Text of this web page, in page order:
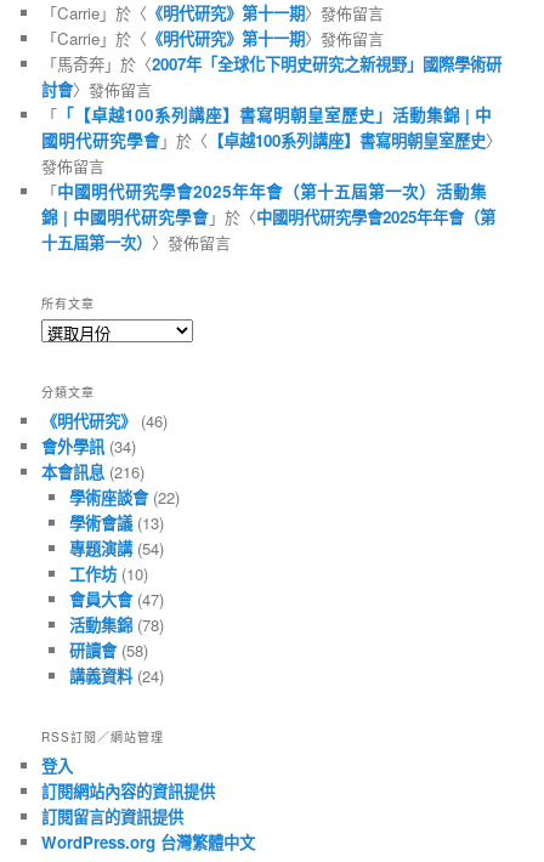
「Carrie」於〈 《明代研究》第十一期〉發佈留言
「Carrie」於〈 《明代研究》第十一期〉發佈留言
「馬奇奔」於〈2007年「全球化下明史研究之新視野」國際學術研
討會〉發佈留言
「 「【卓越100系列講座】書寫明朝皇室歷史」活動集錦 | 中
國明代研究學會」於〈 【卓越100系列講座】書寫明朝皇室歷史〉
發佈留言
「中國明代研究學會2025年年會（第十五屆第一次）活動集
錦 | 中國明代研究學會」於〈中國明代研究學會2025年年會（第
十五屆第一次） 〉發佈留言
所有文章
所
章
分類文章
《明代研究》 (46)
會外學訊(34)
本會訊息 (216)
學術座談會(22)
學術會議(13)
專題演講(54)
工作坊(10)
會員大會(47)
活動集錦(78)
研讀會(58)
講義資料(24)
RSS訂閱／網站管理
登入
訂閱網站內容的資訊提供
訂閱留言的資訊提供
WordPress.org 台灣繁體中文